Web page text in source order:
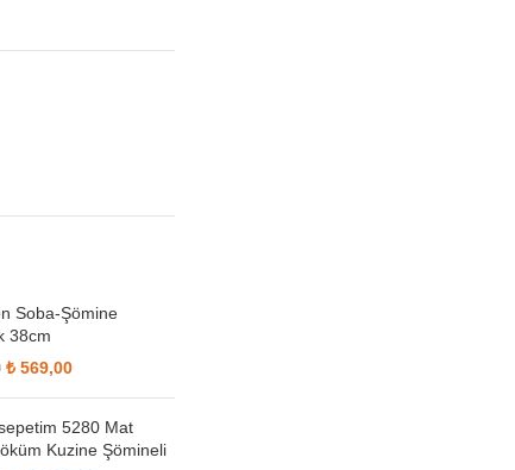
Soba-Şömine
38cm
Orijinal fiyat: ₺ 659,00.
₺ 569,00
5280 Mat
Kuzine Şömineli